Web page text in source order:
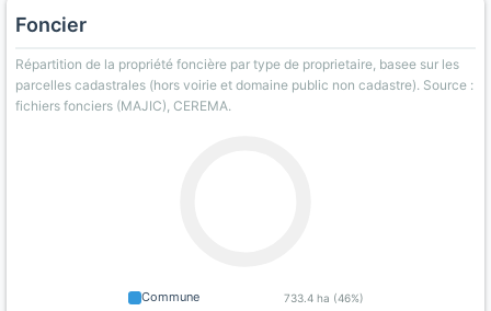
Foncier
Répartition de la propriété foncière par type de proprietaire, basee sur les
parcelles cadastrales (hors voirie et domaine public non cadastre). Source :
fichiers fonciers (MAJIC), CEREMA.
Commune 733.4 ha (46%)